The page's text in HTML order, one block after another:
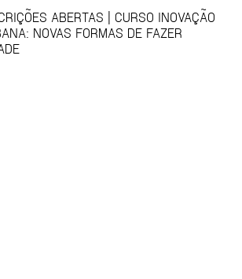
ABERTAS | CURSO INOVAÇÃO
NOVAS FORMAS DE FAZER